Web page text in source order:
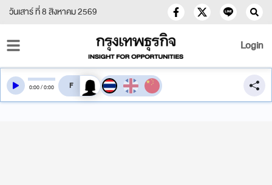
วันเสาร์ ที่ 8 สิงหาคม 2569
Login
0:00/0:00 สลับเสียงอ่าน